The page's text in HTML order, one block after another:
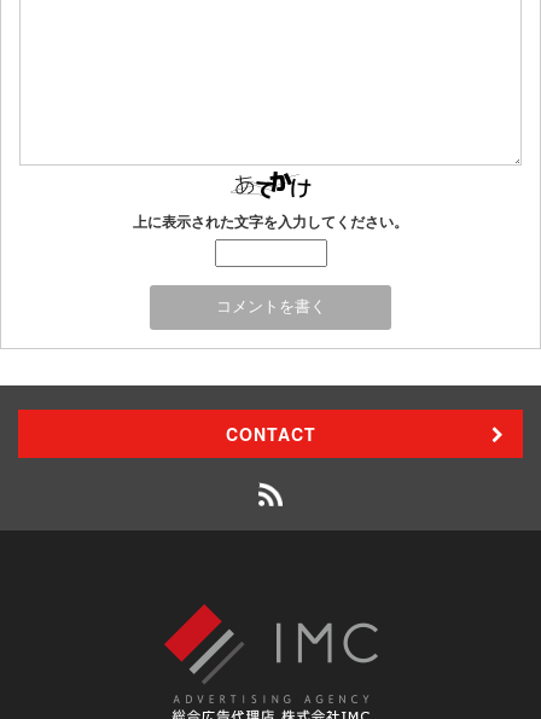
上に表示された文字を入力してください。
CONTACT